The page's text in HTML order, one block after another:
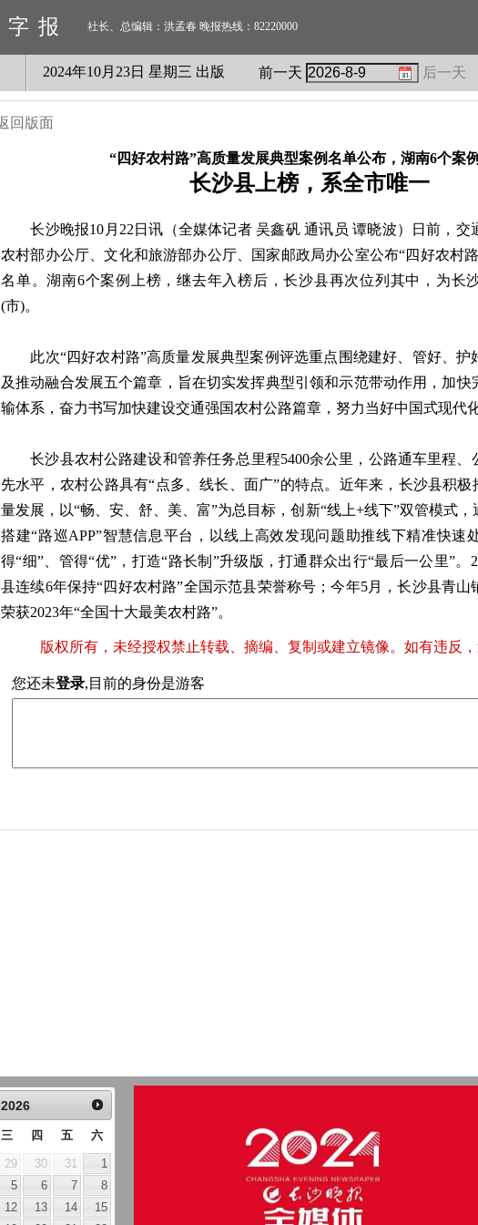
报 社长、总编辑：洪孟春 晚报热线：82220000
2024年10月 23日 星期三 出版 前一天 后一天
回版面
“四好农村路”高质量发展典型案例名单公布，湖南6个案
长沙县上榜，系全市唯一
长沙晚报10月22日讯（全媒体记者 吴鑫矾 通讯员 谭晓波）日前，交
农村部办公厅、文化和旅游部办公厅、国家邮政局办公室公布“四好农村
名单。湖南6个案例上榜，继去年入榜后，长沙县再次位列其中，为长
(市)。
此次“四好农村路”高质量发展典型案例评选重点围绕建好、管好、护
及推动融合发展五个篇章，旨在切实发挥典型引领和示范带动作用，加快
输体系，奋力书写加快建设交通强国农村公路篇章，努力当好中国式现代
长沙县农村公路建设和管养任务总里程5400余公里，公路通车里程、
先水平，农村公路具有“点多、线长、面广”的特点。近年来，长沙县积极
量发展，以“畅、安、舒、美、富”为总目标，创新“线上+线下”双管模式，
搭建“路巡APP”智慧信息平台，以线上高效发现问题助推线下精准快速
得“细”、管得“优”，打造“路长制”升级版，打通群众出行“最后一公里”。
县连续6年保持“四好农村路”全国示范县荣誉称号；今年5月，长沙县青
荣获2023年“全国十大最美农村路”。
版权所有，未经授权禁止转载、摘编、复制或建立镜像。如有违反，
您还未登录,目前的身份是游客
2026
三 四 五 六
29 30 31
1
5 6 7
8
12 13 14
15